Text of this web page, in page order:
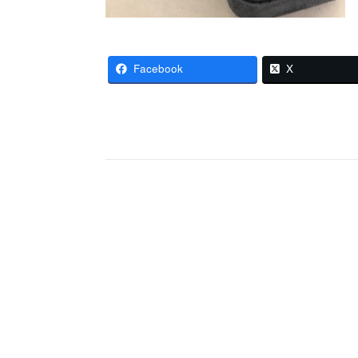
Facebook X